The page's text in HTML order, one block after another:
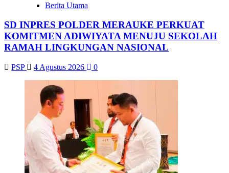
Berita Utama
SD INPRES POLDER MERAUKE PERKUAT
KOMITMEN ADIWIYATA MENUJU SEKOLAH
RAMAH LINGKUNGAN NASIONAL
PSP 4 Agustus 2026 0